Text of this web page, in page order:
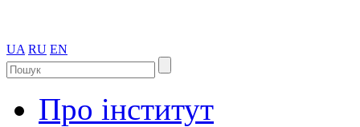
UA RU EN
Про інститут